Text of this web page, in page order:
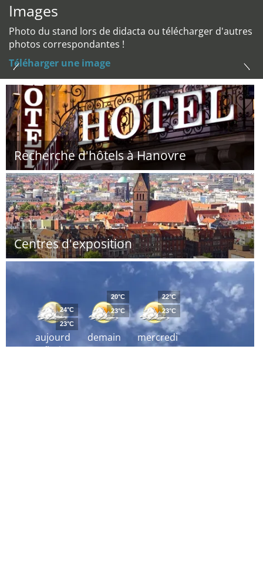
Images
Photo du stand lors de didacta ou télécharger d'autres
photos correspondantes !
Téléharger une image
Recherche d'hôtels à Hanovre
Centres d'exposition
aujourd
´hui
24°C
23°C
demain
20°C
23°C
mercredi
22°C
23°C